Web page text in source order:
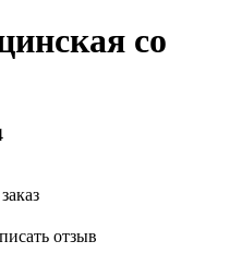
со
отзыв